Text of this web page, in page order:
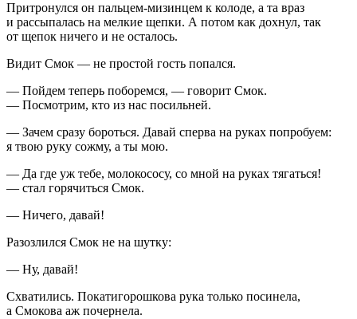
Притронулся он пальцем-мизинцем к колоде, а та враз
и рассыпалась на мелкие щепки. А потом как дохнул, так
от щепок ничего и не осталось.
Видит Смок — не простой гость попался.
— Пойдем теперь поборемся, — говорит Смок.
— Посмотрим, кто из нас посильней.
— Зачем сразу бороться. Давай сперва на руках попробуем:
я твою руку сожму, а ты мою.
— Да где уж тебе, молокососу, со мной на руках тягаться!
— стал горячиться Смок.
— Ничего, давай!
Разозлился Смок не на шутку:
— Ну, давай!
Схватились. Покатигорошкова рука только посинела,
а Смокова аж почернела.